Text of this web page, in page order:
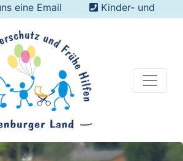
eine Email
Kinder- und
08000 088 088 0 (kostenlos
dem dt. Festnetz)